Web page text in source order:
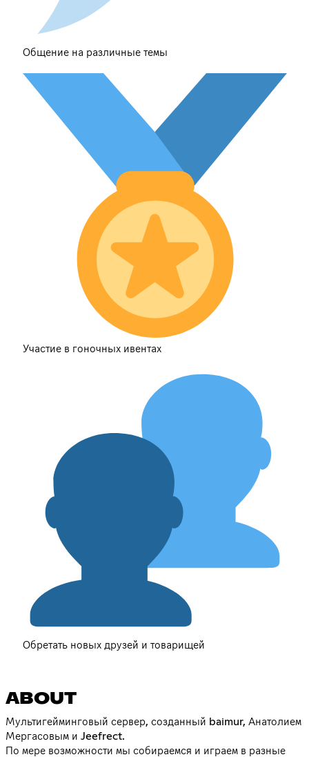
Общение на различные темы
Участие в гоночных ивентах
Обретать новых друзей и товарищей
ABOUT
Мультигейминговый сервер, созданный baimur, Анатолием
Мергасовым и Jeefrect.
По мере возможности мы собираемся и играем в разные